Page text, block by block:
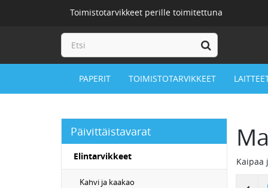
Toimistotarvikkeet perille toimitettuna
PAPERIT TOIMISTOTARVIKKEET
Päivittäistavarat
Elintarvikkeet
Kahvi ja kaakao
Kaipaa